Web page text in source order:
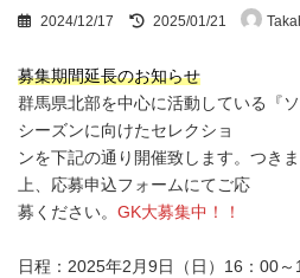
2024/12/17
最
新
日
時
:
2025/01/21
募集期間延長のお知らせ
群馬県北部を中心に活動している『
シーズンに向けたセレクショ
ンを下記の通り開催致します。つき
上、応募申込フォームにてご応
募ください。 GK大募集中！！
日程：2025年2月9日（日）16：00